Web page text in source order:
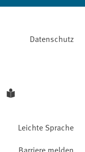
Datenschutz
Leichte Sprache
Barriere melden